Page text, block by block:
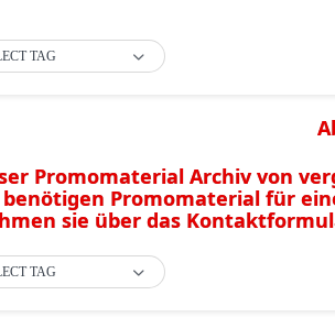
TAG
Promomaterial Archiv von
benötigen Promomaterial für
sie über das
TAG